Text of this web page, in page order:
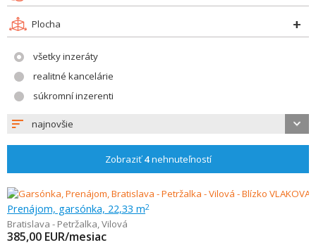
Plocha
všetky inzeráty
realitné kancelárie
súkromní inzerenti
najnovšie
Zobraziť4nehnuteľností
Prenájom, garsónka, 22,33 m2
Bratislava - Petržalka,Vilová
385,00 EUR/mesiac